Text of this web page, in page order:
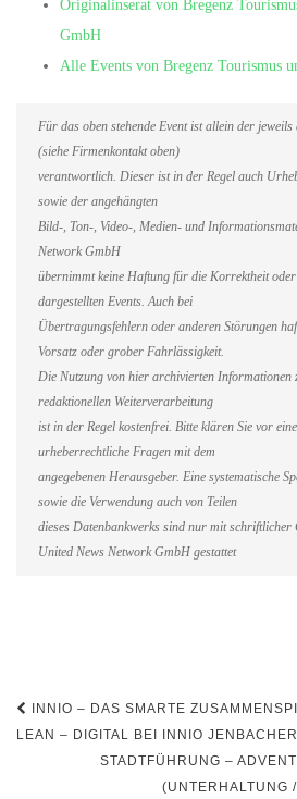
Originalinserat von Bregenz
GmbH
Alle Events von Bregenz Tourismus
Für das oben stehende Event ist allein der jeweils
(siehe Firmenkontakt oben)
verantwortlich. Dieser ist in der Regel auch
sowie der angehängten
Bild-, Ton-, Video-, Medien- und
Network GmbH
übernimmt keine Haftung für die Korrektheit
dargestellten Events. Auch bei
Übertragungsfehlern oder anderen Störungen
Vorsatz oder grober Fahrlässigkeit.
Die Nutzung von hier archivierten
redaktionellen Weiterverarbeitung
ist in der Regel kostenfrei. Bitte klären Sie vor
urheberrechtliche Fragen mit dem
angegebenen Herausgeber. Eine systematische
sowie die Verwendung auch von Teilen
dieses Datenbankwerks sind nur mit schriftlicher
United News Network GmbH gestattet
Beitragsnavigation
INNIO – DAS SMARTE
LEAN – DIGITAL BEI INNIO
STADTFÜHRUNG –
(UNTERHALTUNG